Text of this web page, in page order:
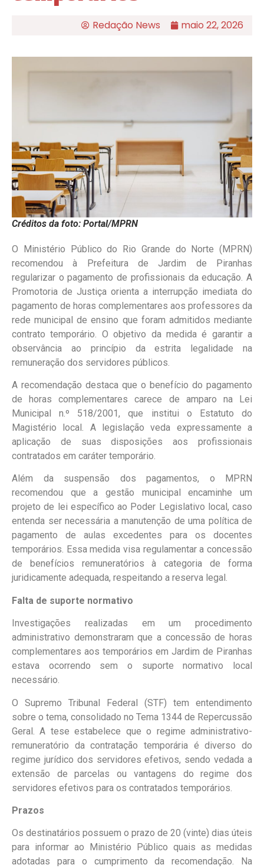
Redação News maio 22, 2026
Créditos da foto: Portal/MPRN
O Ministério Público do Rio Grande do Norte (MPRN)
recomendou à Prefeitura de Jardim de Piranhas
regularizar o pagamento de profissionais da educação. A
Promotoria de Justiça orienta a interrupção imediata do
pagamento de horas complementares aos professores da
rede municipal de ensino que foram admitidos mediante
contrato temporário. O objetivo da medida é garantir a
observância ao princípio da estrita legalidade na
remuneração dos servidores públicos.
A recomendação destaca que o benefício do pagamento
de horas complementares carece de amparo na Lei
Municipal n.º 518/2001, que institui o Estatuto do
Magistério local. A legislação veda expressamente a
aplicação de suas disposições aos profissionais
contratados em caráter temporário.
Além da suspensão dos pagamentos, o MPRN
recomendou que a gestão municipal encaminhe um
projeto de lei específico ao Poder Legislativo local, caso
entenda ser necessária a manutenção de uma política de
pagamento de aulas excedentes para os docentes
temporários. Essa medida visa regulamentar a concessão
de benefícios remuneratórios à categoria de forma
juridicamente adequada, respeitando a reserva legal.
Falta de suporte normativo
Investigações realizadas em um procedimento
administrativo demonstraram que a concessão de horas
complementares aos temporários em Jardim de Piranhas
estava ocorrendo sem o suporte normativo local
necessário.
O Supremo Tribunal Federal (STF) tem entendimento
sobre o tema, consolidado no Tema 1344 de Repercussão
Geral. A tese estabelece que o regime administrativo-
remuneratório da contratação temporária é diverso do
regime jurídico dos servidores efetivos, sendo vedada a
extensão de parcelas ou vantagens do regime dos
servidores efetivos para os contratados temporários.
Prazos
Os destinatários possuem o prazo de 20 (vinte) dias úteis
para informar ao Ministério Público quais as medidas
adotadas para o cumprimento da recomendação. Na